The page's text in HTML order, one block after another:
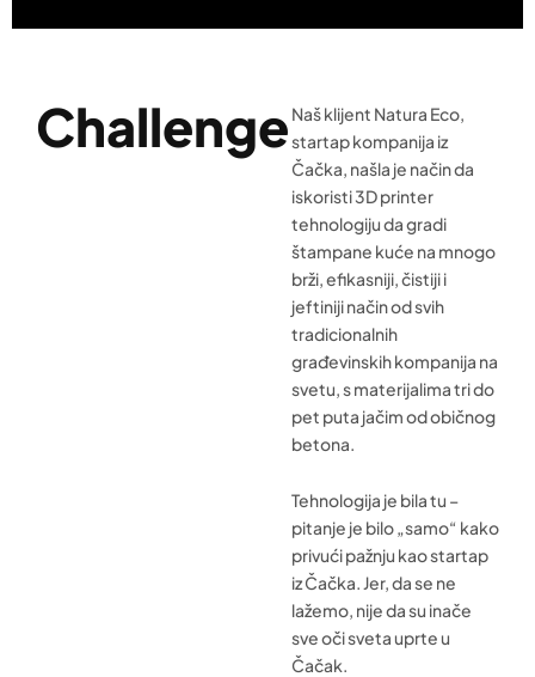
Challenge Naš klijent Natura Eco,
startap kompanija iz
Čačka, našla je način da
iskoristi 3D printer
tehnologiju da gradi
štampane kuće na mnogo
brži, efikasniji, čistiji i
jeftiniji način od svih
tradicionalnih
građevinskih kompanija na
svetu, s materijalima tri do
pet puta jačim od običnog
betona.
Tehnologija je bila tu –
pitanje je bilo „samo“ kako
privući pažnju kao startap
iz Čačka. Jer, da se ne
lažemo, nije da su inače
sve oči sveta uprte u
Čačak.